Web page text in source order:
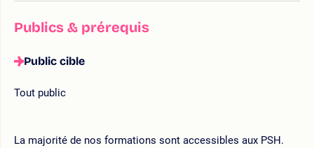
Publics & prérequis
Public cible
Tout public
La majorité de nos formations sont accessibles aux PSH.